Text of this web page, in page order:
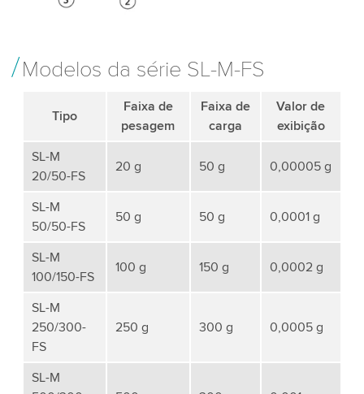
Modelos da série SL-M-FS
Tipo
Faixa de
pesagem
Faixa de
carga
Valor de
exibição
SL-M
20/50-FS
20 g 50 g 0,00005 g
SL-M
50/50-FS
50 g 50 g 0,0001 g
SL-M
100/150-FS
100 g 150 g 0,0002 g
SL-M
250/300-
FS
250 g 300 g 0,0005 g
SL-M